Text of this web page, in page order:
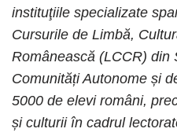
instituţiile specializate
Cursurile de Limbă,
Românească (LCCR) din
Comunități Autonome și
5000 de elevi români,
și culturii în cadrul